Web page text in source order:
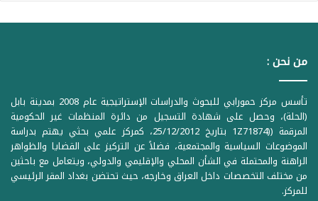
من نحن :
تأسس مركز حمورابي للبحوث والدراسات الإستراتيجية عام 2008 بمدينة بابل
(الحلة)، وحصل على شهادة التسجيل من دائرة المنظمات غير الحكومية
المرقمة ((1Z71874 بتاريخ 25/12/2012، كمركز علمي بحثي يهتم بدراسة
الموضوعات السياسية والمجتمعية، فضلاً عن التركيز على القضايا والظواهر
الراهنة والمحتملة في الشأن المحلي والإقليمي والدولي، ويتعامل مع باحثين
من مختلف التخصصات داخل العراق وخارجه، حيث تحتضن بغداد المقر الرئيسي
للمركز.